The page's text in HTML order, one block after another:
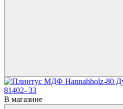
В магазине